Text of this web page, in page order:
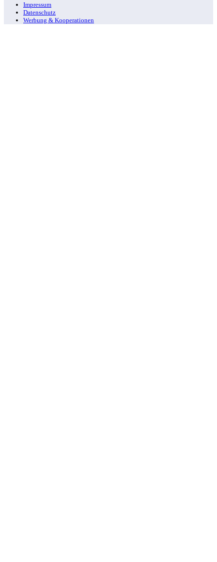
Impressum
Datenschutz
Werbung & Kooperationen